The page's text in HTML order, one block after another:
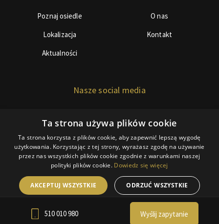
510 010 980 Wyślij zapytanie
Poznaj osiedle
Lokalizacja
Aktualności
O nas
Kontakt
Nasze social media
© Copyright 2018 BDInwestor
Polityka ciasteczek
RODO
Webdesign by Webidea.pl
Ta strona używa plików cookie
Ta strona korzysta z plików cookie, aby zapewnić lepszą wygodę
użytkowania. Korzystając z tej strony, wyrażasz zgodę na używanie
przez nas wszystkich plików cookie zgodnie z warunkami naszej
polityki plików cookie. Dowiedz się więcej
AKCEPTUJ WSZYSTKIE ODRZUĆ WSZYSTKIE
POKAŻ SZCZEGÓŁY
POWERED BY COOKIESCRIPT